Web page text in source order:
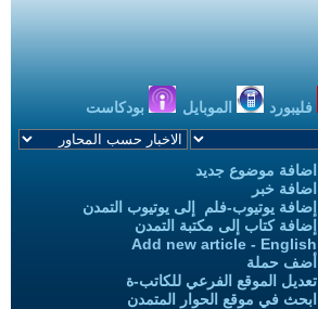
فليبورد الموبايل بودكاست
اضافة موضوع جديد
اضافة خبر
إضافة يوتيوب-فلم إلى يوتيوب التمدن
إضافة كتاب إلى مكتبة التمدن
Add new article - English
أضف حملة
تعديل الموقع الفرعي للكاتب-ة
ابحث في موقع الحوار المتمدن